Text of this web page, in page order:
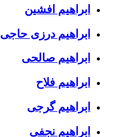
ابراهیم افشین
ابراهیم درزی حاجی
ابراهیم صالحی
ابراهیم فلاح
ابراهیم گرجی
ابراهیم نجفی